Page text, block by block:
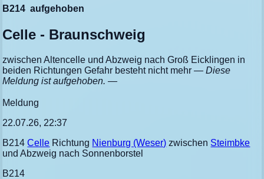
B214 aufgehoben
Celle - Braunschweig
zwischen Altencelle und Abzweig nach Groß Eicklingen in
beiden Richtungen Gefahr besteht nicht mehr— Diese
Meldung ist aufgehoben. —
Meldung
22.07.26, 22:37
B214Celle Richtung Nienburg (Weser) zwischen Steimbke
und Abzweig nach Sonnenborstel
B214